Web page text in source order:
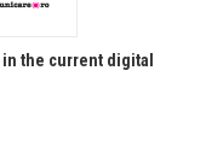
the current digital